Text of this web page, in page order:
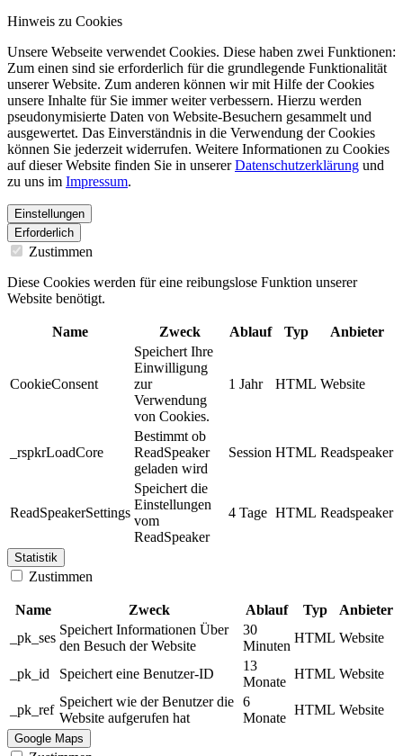
Hinweis zu Cookies
Unsere Webseite verwendet Cookies. Diese haben zwei Funktionen:
Zum einen sind sie erforderlich für die grundlegende Funktionalität
unserer Website. Zum anderen können wir mit Hilfe der Cookies
unsere Inhalte für Sie immer weiter verbessern. Hierzu werden
pseudonymisierte Daten von Website-Besuchern gesammelt und
ausgewertet. Das Einverständnis in die Verwendung der Cookies
können Sie jederzeit widerrufen. Weitere Informationen zu Cookies
auf dieser Website finden Sie in unsererDatenschutzerklärung und
zu uns im Impressum.
Einstellungen
Erforderlich
Zustimmen
Diese Cookies werden für eine reibungslose Funktion unserer
Website benötigt.
Name Zweck Ablauf Typ Anbieter
CookieConsent
Speichert Ihre
Einwilligung
zur
Verwendung
von Cookies.
1 Jahr HTML Website
_rspkrLoadCore
Bestimmt ob
ReadSpeaker
geladen wird
Session HTML Readspeaker
ReadSpeakerSettings
Speichert die
Einstellungen
vom
ReadSpeaker
4 Tage HTML Readspeaker
Statistik
Zustimmen
Name Zweck Ablauf Typ
Anbieter
_pk_ses
Speichert Informationen Über
den Besuch der Website
30
Minuten
HTML Website
_pk_id Speichert eine Benutzer-ID
13
Monate
HTML Website
_pk_ref
Speichert wie der Benutzer die
Website aufgerufen hat
6
Monate
HTML Website
Google Maps